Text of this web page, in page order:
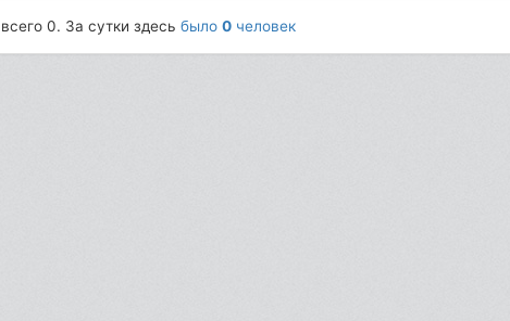
всего 0. За сутки здесьбыло0 человек